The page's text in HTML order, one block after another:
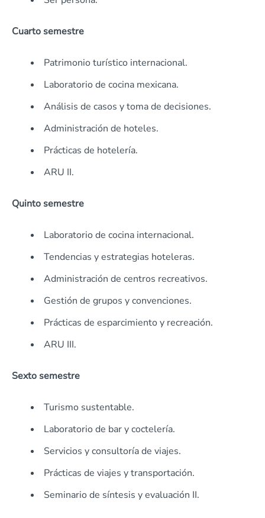
Cuarto semestre
Patrimonio turístico internacional.
Laboratorio de cocina mexicana.
Análisis de casos y toma de decisiones.
Administración de hoteles.
Prácticas de hotelería.
ARU II.
Quinto semestre
Laboratorio de cocina internacional.
Tendencias y estrategias hoteleras.
Administración de centros recreativos.
Gestión de grupos y convenciones.
Prácticas de esparcimiento y recreación.
ARU III.
Sexto semestre
Turismo sustentable.
Laboratorio de bar y coctelería.
Servicios y consultoría de viajes.
Prácticas de viajes y transportación.
Seminario de síntesis y evaluación II.